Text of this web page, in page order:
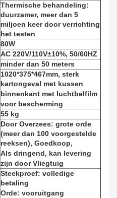
Thermische behandeling:
duurzamer, meer dan 5
miljoen keer door verrichting
het testen
80W
AC 220V/110V±10%, 50/60HZ
minder dan 50 meters
1020*375*467mm, sterk
kartongeval met kussen
binnenkant met luchtbelfilm
voor bescherming
55 kg
Door Overzees: grote orde
(meer dan 100 voorgestelde
reeksen), Goedkoop,
Als dringend, kan levering
zijn door Vliegtuig
Steekproef: volledige
betaling
Orde: vooruitgang